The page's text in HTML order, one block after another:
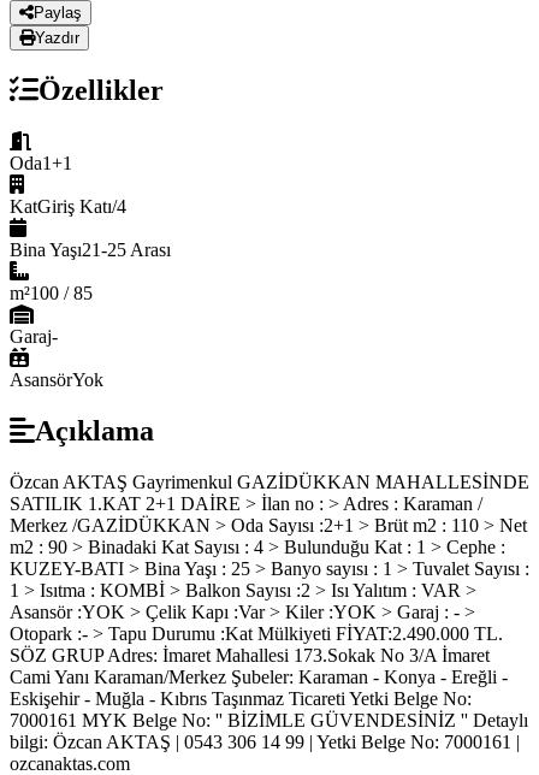
Paylaş
Yazdır
Özellikler
Oda1+1
KatGiriş Katı/4
Bina Yaşı21-25 Arası
m²100 / 85
Garaj-
AsansörYok
Açıklama
Özcan AKTAŞ Gayrimenkul GAZİDÜKKAN MAHALLESİNDE
SATILIK 1.KAT 2+1 DAİRE > İlan no : > Adres : Karaman /
Merkez /GAZİDÜKKAN > Oda Sayısı :2+1 > Brüt m2 : 110 > Net
m2 : 90 > Binadaki Kat Sayısı : 4 > Bulunduğu Kat : 1 > Cephe :
KUZEY-BATI > Bina Yaşı : 25 > Banyo sayısı : 1 > Tuvalet Sayısı :
1 > Isıtma : KOMBİ > Balkon Sayısı :2 > Isı Yalıtım : VAR >
Asansör :YOK > Çelik Kapı :Var > Kiler :YOK > Garaj : - >
Otopark :- > Tapu Durumu :Kat Mülkiyeti FİYAT:2.490.000 TL.
SÖZ GRUP Adres: İmaret Mahallesi 173.Sokak No 3/A İmaret
Cami Yanı Karaman/Merkez Şubeler: Karaman - Konya - Ereğli -
Eskişehir - Muğla - Kıbrıs Taşınmaz Ticareti Yetki Belge No:
7000161 MYK Belge No: '' BİZİMLE GÜVENDESİNİZ '' Detaylı
bilgi: Özcan AKTAŞ | 0543 306 14 99 | Yetki Belge No: 7000161 |
ozcanaktas.com